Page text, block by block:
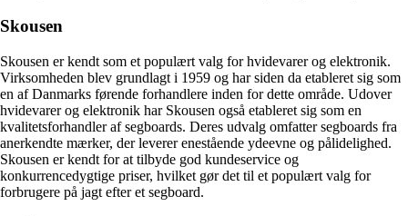
Skousen
Skousen er kendt som et populært valg for hvidevarer og elektronik.
Virksomheden blev grundlagt i 1959 og har siden da etableret sig som
en af ​​Danmarks førende forhandlere inden for dette område. Udover
hvidevarer og elektronik har Skousen også etableret sig som en
kvalitetsforhandler af segboards. Deres udvalg omfatter segboards fra
anerkendte mærker, der leverer enestående ydeevne og pålidelighed.
Skousen er kendt for at tilbyde god kundeservice og
konkurrencedygtige priser, hvilket gør det til et populært valg for
forbrugere på jagt efter et segboard.